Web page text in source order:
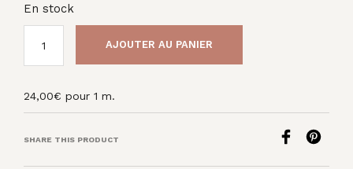
En stock
AJOUTER AU PANIER
24,00€ pour 1 m.
SHARE THIS PRODUCT